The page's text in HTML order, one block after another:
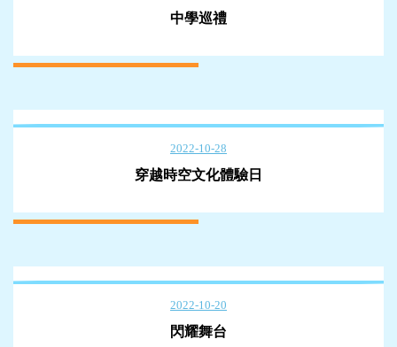
中學巡禮
2022-10-28
穿越時空文化體驗日
2022-10-20
閃耀舞台